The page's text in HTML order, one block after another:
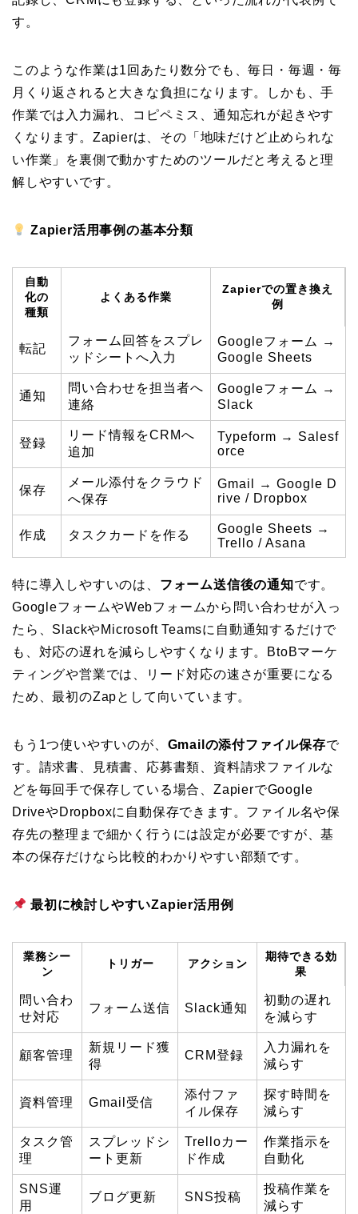
す。
このような作業は1回あたり数分でも、毎日・毎週・毎
月くり返されると大きな負担になります。しかも、手
作業では入力漏れ、コピペミス、通知忘れが起きやす
くなります。Zapierは、その「地味だけど止められな
い作業」を裏側で動かすためのツールだと考えると理
解しやすいです。
Zapier活用事例の基本分類
自動
化の
種類
よくある作業
Zapierでの置き換え
例
転記
フォーム回答をスプレ
ッドシートへ入力
Googleフォーム →
Google Sheets
通知
問い合わせを担当者へ
連絡
Googleフォーム →
Slack
登録
リード情報をCRMへ
追加
Typeform → Salesf
orce
保存
メール添付をクラウド
へ保存
Gmail → Google D
rive / Dropbox
作成 タスクカードを作る
Google Sheets →
Trello / Asana
特に導入しやすいのは、 フォーム送信後の通知です。
GoogleフォームやWebフォームから問い合わせが入っ
たら、SlackやMicrosoft Teamsに自動通知するだけで
も、対応の遅れを減らしやすくなります。BtoBマーケ
ティングや営業では、リード対応の速さが重要になる
ため、最初のZapとして向いています。
もう1つ使いやすいのが、 Gmailの添付ファイル保存で
す。請求書、見積書、応募書類、資料請求ファイルな
どを毎回手で保存している場合、ZapierでGoogle
DriveやDropboxに自動保存できます。ファイル名や保
存先の整理まで細かく行うには設定が必要ですが、基
本の保存だけなら比較的わかりやすい部類です。
最初に検討しやすいZapier活用例
業務シー
ン
トリガー アクション
期待できる効
果
問い合わ
せ対応
フォーム送信 Slack通知
初動の遅れ
を減らす
顧客管理
新規リード獲
得
CRM登録
入力漏れを
減らす
資料管理 Gmail受信
添付ファ
イル保存
探す時間を
減らす
タスク管
理
スプレッドシ
ート更新
Trelloカー
ド作成
作業指示を
自動化
SNS運
用
ブログ更新 SNS投稿
投稿作業を
減らす